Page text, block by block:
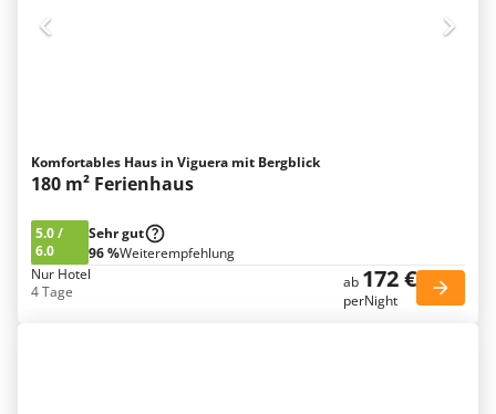
Komfortables Haus in Viguera mit Bergblick
180 m² Ferienhaus
5.0/
6.0
Sehr gut
96 %Weiterempfehlung
Nur Hotel
4 Tage
ab 172 €
perNight